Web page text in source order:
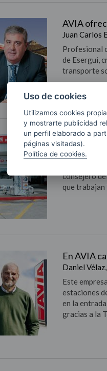
AVIA
Juan Carlos
Profesional
de Esergui,
transporte
AVIA es
Federico
La cita con
consejero
que trabajan
En AVIA
Daniel
Este
estaciones
en la
gracias a la
Uso de cookies
Utilizamos cookies
y mostrarte publicidad
un perfil elaborado a
páginas visitadas).
Política de cookies.